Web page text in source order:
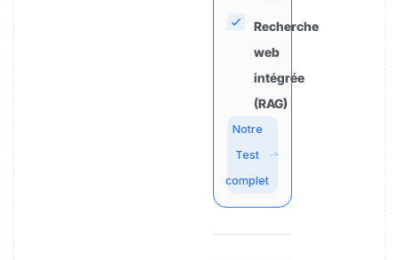
Recherche
web
intégrée
(RAG)
Notre
Test
complet